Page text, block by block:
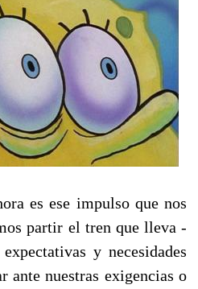
es ese impulso que nos
partir el tren que lleva -
y necesidades
ante nuestras exigencias o